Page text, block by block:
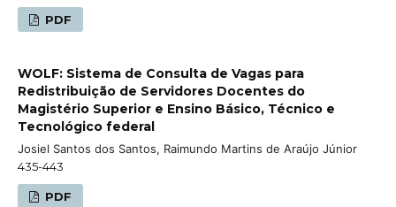
PDF
WOLF: Sistema de Consulta de Vagas para
Redistribuição de Servidores Docentes do
Magistério Superior e Ensino Básico, Técnico e
Tecnológico federal
Josiel Santos dos Santos, Raimundo Martins de Araújo Júnior
435-443
PDF